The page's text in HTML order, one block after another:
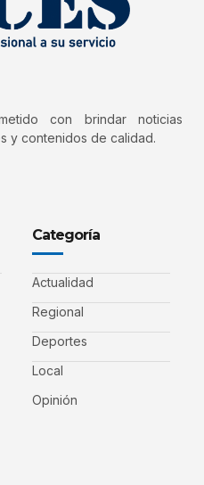
con brindar noticias
y contenidos de calidad.
Categoría
Actualidad
Regional
Deportes
Local
Opinión